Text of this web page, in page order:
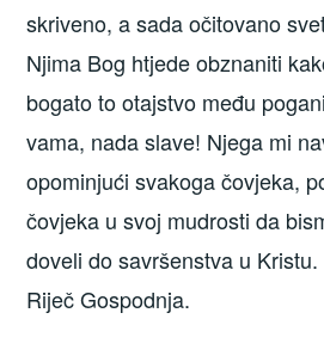
skriveno, a sada očitovano
Njima Bog htjede obznaniti
bogato to otajstvo među
vama, nada slave! Njega mi
opominjući svakoga čovjeka,
čovjeka u svoj mudrosti da
doveli do savršenstva u Kristu.
Riječ Gospodnja.